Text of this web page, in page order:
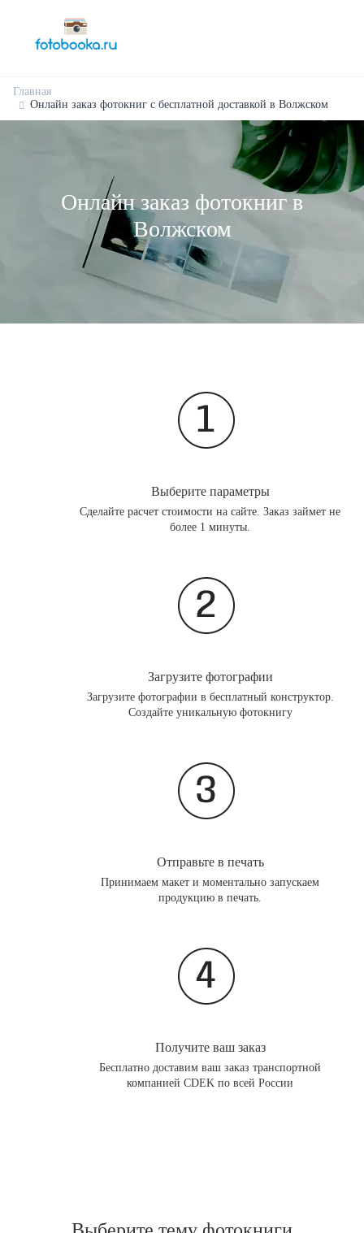
Главная
Онлайн заказ фотокниг с бесплатной доставкой в Волжском
Онлайн заказ фотокниг в
Волжском
Выберите параметры
Сделайте расчет стоимости на сайте. Заказ займет не
более 1 минуты.
Загрузите фотографии
Загрузите фотографии в бесплатный конструктор.
Создайте уникальную фотокнигу
Отправьте в печать
Принимаем макет и моментально запускаем
продукцию в печать.
Получите ваш заказ
Бесплатно доставим ваш заказ транспортной
компанией CDEK по всей России